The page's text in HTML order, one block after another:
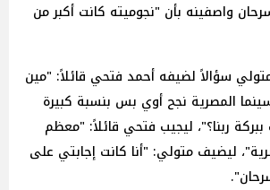
واصفينه بأن "نجوميته كانت أكبر من
سؤالاً لضيفه أحمد فتحي قائلاً: "مين
المصرية نجح أوي بس بنسبة كبيرة
ربنا؟"، ليجيب فتحي قائلاً: "معظم
ليضيف متولي: "أنا كانت إجابتي على